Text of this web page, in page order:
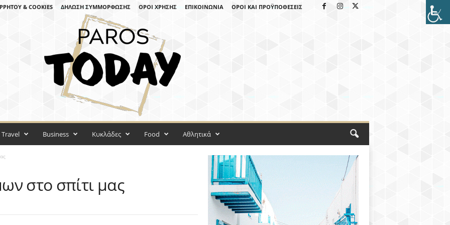
& COOKIES ΔΉΛΩΣΗ ΣΥΜΜΌΡΦΩΣΗΣ ΌΡΟΙ ΧΡΉΣΗΣ ΕΠΙΚΟΙΝΩΝΊΑ ΌΡΟΙ ΚΑΙ ΠΡΟΫΠΟΘΈΣΕΙΣ
Travel Business Κυκλάδες Food Αθλητικά
στο σπίτι μας